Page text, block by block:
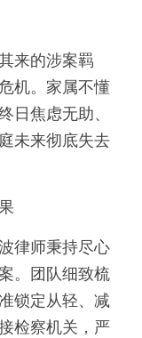
来的涉案羁
机。家属不懂
日焦虑无助、
未来彻底失去
律师秉持尽心
。团队细致梳
锁定从轻、减
检察机关，严